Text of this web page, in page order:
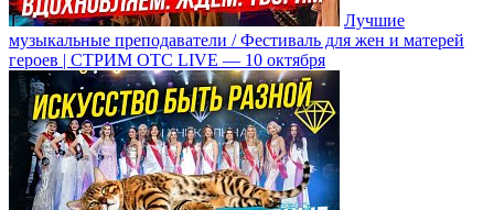
Лучшие
музыкальные преподаватели / Фестиваль для жен и матерей
героев | СТРИМ ОТС LIVE — 10 октября